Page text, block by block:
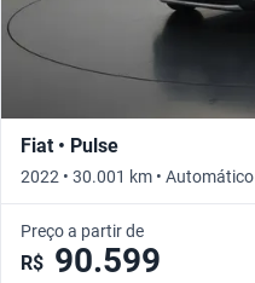
Fiat • Pulse
2022 • 30.001 km • Automático
Preço a partir de
R$ 90.599